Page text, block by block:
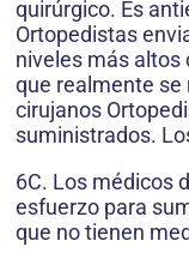
quirúrgico. Es
Ortopedistas
niveles más altos
que realmente se
cirujanos
suministrados.
6C. Los médicos
esfuerzo para
que no tienen